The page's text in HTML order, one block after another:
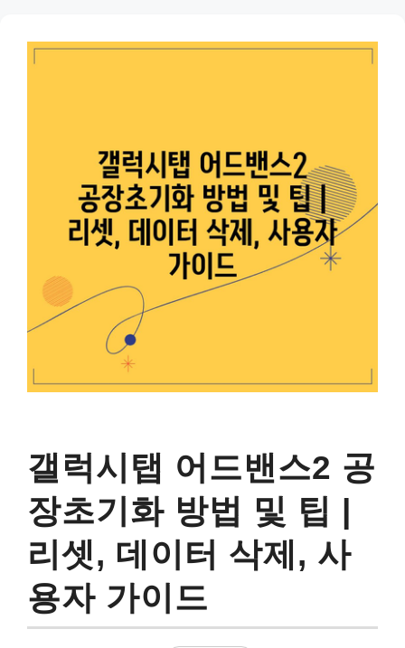
갤럭시탭 어드밴스2 공
장초기화 방법 및 팁 |
리셋, 데이터 삭제, 사
용자 가이드